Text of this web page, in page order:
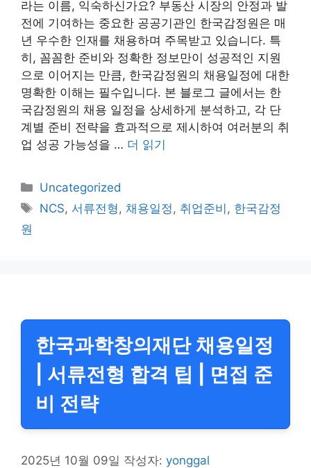
라는 이름, 익숙하신가요? 부동산 시장의 안정과 발
전에 기여하는 중요한 공공기관인 한국감정원은 매
년 우수한 인재를 채용하며 주목받고 있습니다. 특
히, 꼼꼼한 준비와 정확한 정보만이 성공적인 지원
으로 이어지는 만큼, 한국감정원의 채용일정에 대한
명확한 이해는 필수입니다. 본 블로그 글에서는 한
국감정원의 채용 일정을 상세하게 분석하고, 각 단
계별 준비 전략을 효과적으로 제시하여 여러분의 취
업 성공 가능성을 … 더 읽기
카
테
Uncategorized
태
NCS, 서류전형 , 채용일정 , 취업준비 , 한국감정
원
한국과학창의재단 채용일정
| 서류전형 합격 팁 | 면접 준
비 전략
2025년 10월 09일 작성자: yonggal